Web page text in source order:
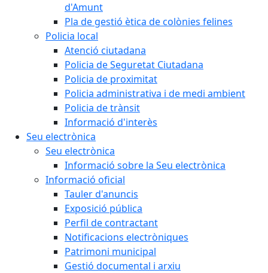
d'Amunt
Pla de gestió ètica de colònies felines
Policia local
Atenció ciutadana
Policia de Seguretat Ciutadana
Policia de proximitat
Policia administrativa i de medi ambient
Policia de trànsit
Informació d'interès
Seu electrònica
Seu electrònica
Informació sobre la Seu electrònica
Informació oficial
Tauler d'anuncis
Exposició pública
Perfil de contractant
Notificacions electròniques
Patrimoni municipal
Gestió documental i arxiu